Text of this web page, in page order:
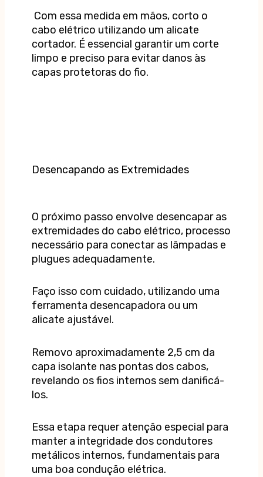
Com essa medida em mãos, corto o
cabo elétrico utilizando um alicate
cortador. É essencial garantir um corte
limpo e preciso para evitar danos às
capas protetoras do fio.
Desencapando as Extremidades
O próximo passo envolve desencapar as
extremidades do cabo elétrico, processo
necessário para conectar as lâmpadas e
plugues adequadamente.
Faço isso com cuidado, utilizando uma
ferramenta desencapadora ou um
alicate ajustável.
Removo aproximadamente 2,5 cm da
capa isolante nas pontas dos cabos,
revelando os fios internos sem danificá-
los.
Essa etapa requer atenção especial para
manter a integridade dos condutores
metálicos internos, fundamentais para
uma boa condução elétrica.